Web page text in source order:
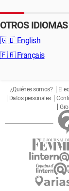
OTROS IDIOMAS
🇬🇧 English
🇫🇷 Français
¿Quiénes somos? El
Datos personales